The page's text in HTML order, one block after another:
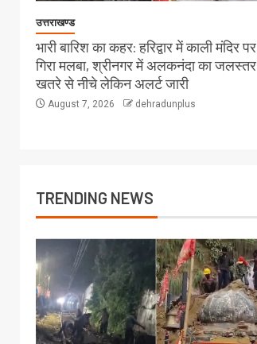
उत्तराखण्ड
भारी बारिश का कहर: हरिद्वार में काली मंदिर पर
गिरा मलबा, श्रीनगर में अलकनंदा का जलस्तर
खतरे से नीचे लेकिन अलर्ट जारी
August 7, 2026 dehradunplus
TRENDING NEWS